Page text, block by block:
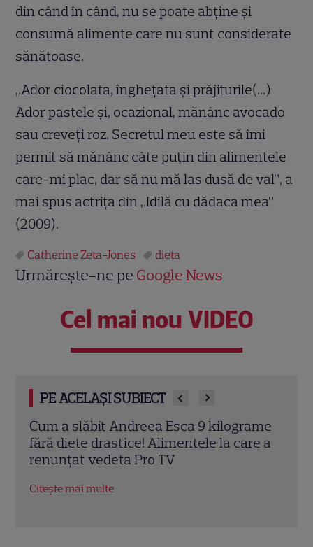
din când în când, nu se poate abţine şi
consumă alimente care nu sunt considerate
sănătoase.
„Ador ciocolata, îngheţata şi prăjiturile(…)
Ador pastele şi, ocazional, mănânc avocado
sau creveţi roz. Secretul meu este să îmi
permit să mănânc câte puţin din alimentele
care-mi plac, dar să nu mă las dusă de val”, a
mai spus actriţa din „Idilă cu dădaca mea”
(2009).
Catherine Zeta-Jones dieta
Urmărește-ne pe Google News
Cel mai nou VIDEO
PE ACELAȘI SUBIECT
Ioana Ginghină a dezvăluit trucul pe care
îl folosește în fiecare fotografie: „Nu mi-e
rușine să recunosc”
Citește mai multe